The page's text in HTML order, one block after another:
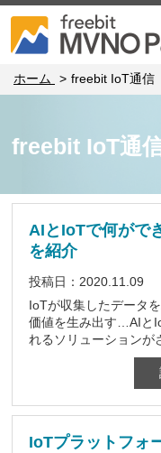
ホーム freebit IoT通信
freebit IoT通
AIとIoTで何がで
を紹介
投稿日：2020.11.09
IoTが収集したデータ
価値を生み出す…AIと
れるソリューションが
IoTプラットフォ